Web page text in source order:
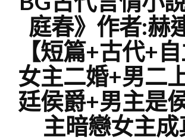
庭春》作者:赫
【短篇+古代+
女主二婚+男二
廷侯爵+男主是
主暗戀女主成